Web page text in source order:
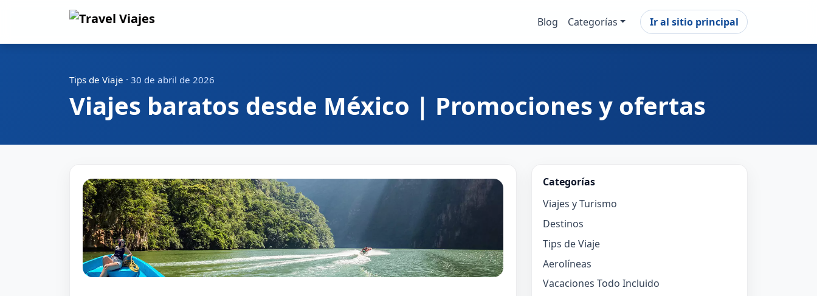
Blog Categorías Ir al sitio principal
Tips de Viaje · 30 de abril de 2026
Viajes baratos desde México | Promociones y ofertas
Categorías
Viajes y Turismo
Destinos
Tips de Viaje
Aerolíneas
Vacaciones Todo Incluido